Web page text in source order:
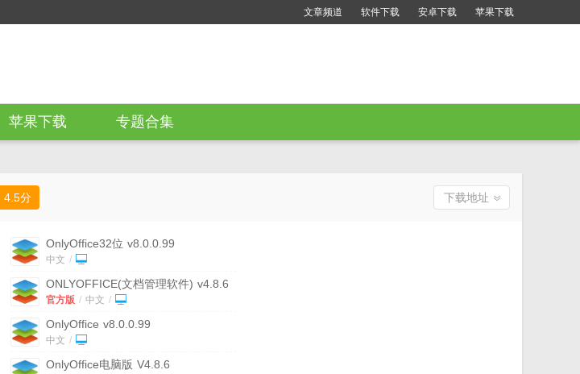
文章频道 软件下载 安卓下载 苹果下载
苹果下载 专题合集
4.5分 下载地址
OnlyOffice32位 v8.0.0.99
中文 /
ONLYOFFICE(文档管理软件) v4.8.6
官方版
官方版 / 中文 /
OnlyOffice v8.0.0.99
中文 /
OnlyOffice电脑版 V4.8.6